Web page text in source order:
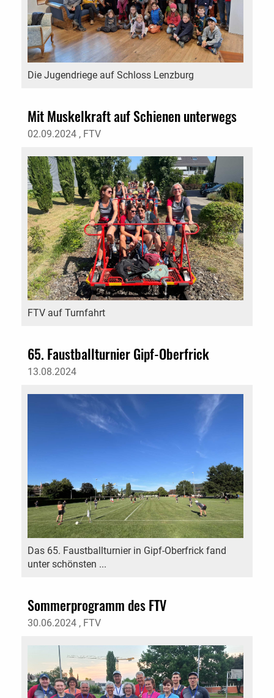
Die Jugendriege auf Schloss Lenzburg
Mit Muskelkraft auf Schienen unterwegs
02.09.2024 , FTV
FTV auf Turnfahrt
65. Faustballturnier Gipf-Oberfrick
13.08.2024
Das 65. Faustballturnier in Gipf-Oberfrick fand
unter schönsten ...
Sommerprogramm des FTV
30.06.2024 , FTV